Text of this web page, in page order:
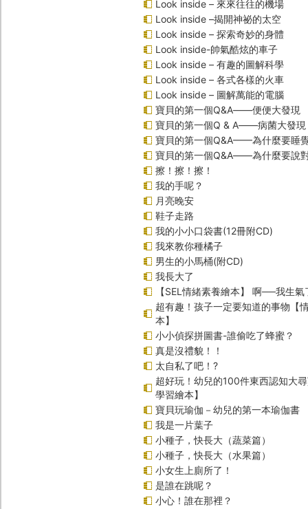
Look inside – 來來往往的機場
Look inside –揭開神祕的太空
Look inside – 探索奇妙的身體
Look inside-帥氣酷炫的車子
Look inside – 有趣的圖解科學
Look inside – 各式各樣的火車
Look inside – 圖解萬能的電腦
寶貝的第一個Q&A――便便大發現
寶貝的第一個Q & A――病菌大發現
寶貝的第一個Q&A——為什麼要睡
寶貝的第一個Q&A――為什麼要說
擦！擦！擦！
我的手呢？
月亮晚安
鞋子走路
我的小小口袋書(12冊附CD)
我來教你種橘子
男生的小馬桶(附CD)
我長大了
【SEL情緒素養繪本】 啊──我生
超有趣！孩子一定要知道的事物【
本】
小小偵探拼圖書-誰偷吃了蜂蜜？
真是沒禮貌！！
太自私了吧！?
超好玩！幼兒的100件東西認知大
學習繪本】
寶貝玩瑜伽－幼兒的第一本瑜伽書
我是一片葉子
小種子，快長大（蔬菜篇）
小種子，快長大（水果篇）
小女生上廁所了！
是誰在跳呢？
小心！誰在那裡？